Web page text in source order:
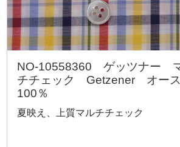
NO-10558360 ゲッツナー
チチェック Getzener オー
100％
夏映え、上質マルチチェック